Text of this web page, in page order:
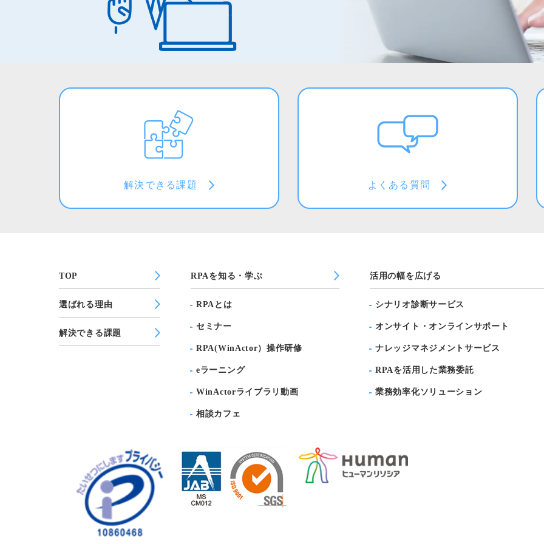
解決できる課題 よくある質問
TOP
選ばれる理由
解決できる課題
RPAを知る・学ぶ
RPAとは
セミナー
RPA(WinActor）操作研修
eラーニング
WinActorライブラリ動画
相談カフェ
活用の幅を広げる
シナリオ診断サービス
オンサイト・オンラインサポート
ナレッジマネジメントサービス
RPAを活用した業務委託
業務効率化ソリューション